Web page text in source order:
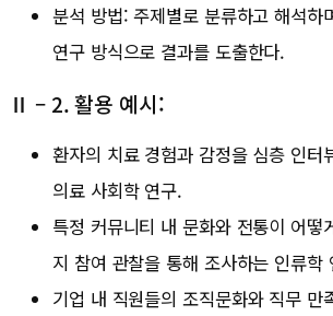
분석 방법: 주제별로 분류하고 해석하
연구 방식으로 결과를 도출한다.
Ⅱ – 2. 활용 예시:
환자의 치료 경험과 감정을 심층 인터
의료 사회학 연구.
특정 커뮤니티 내 문화와 전통이 어떻
지 참여 관찰을 통해 조사하는 인류학
기업 내 직원들의 조직문화와 직무 만